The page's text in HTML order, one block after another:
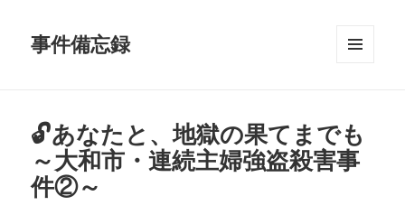
事件備忘録
🔓あなたと、地獄の果てまでも
～大和市・連続主婦強盗殺害事
件②～